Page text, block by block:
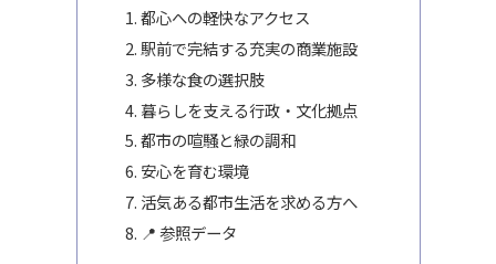
都心への軽快なアクセス
駅前で完結する充実の商業施設
多様な食の選択肢
暮らしを支える行政・文化拠点
都市の喧騒と緑の調和
安心を育む環境
活気ある都市生活を求める方へ
📍 参照データ